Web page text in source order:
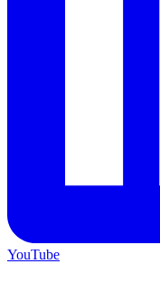
YouTube